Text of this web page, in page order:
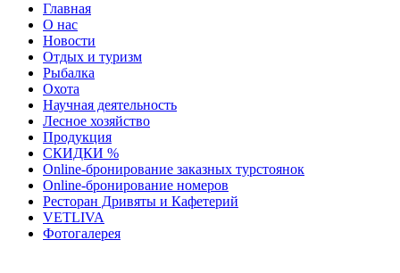
Главная
О нас
Новости
Отдых и туризм
Рыбалка
Охота
Научная деятельность
Лесное хозяйство
Продукция
СКИДКИ %
Оnline-бронирование заказных турстоянок
Оnline-бронирование номеров
Ресторан Дривяты и Кафетерий
VETLIVA
Фотогалерея